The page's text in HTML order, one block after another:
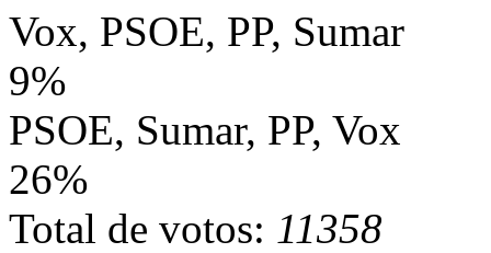
Vox, PSOE, PP, Sumar
9%
PSOE, Sumar, PP, Vox
26%
Total de votos: 11358